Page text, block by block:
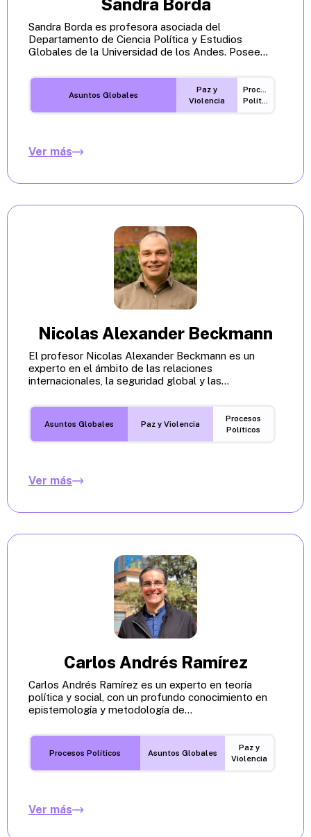
Sandra Borda
Sandra Borda es profesora asociada del
Departamento de Ciencia Política y Estudios
Globales de la Universidad de los Andes. Posee...
Asuntos Globales
Paz y
Violencia
Procesos
Políticos
Ver más
Nicolas Alexander Beckmann
El profesor Nicolas Alexander Beckmann es un
experto en el ámbito de las relaciones
internacionales, la seguridad global y las...
Asuntos Globales Paz y Violencia
Procesos
Políticos
Ver más
Carlos Andrés Ramírez
Carlos Andrés Ramírez es un experto en teoría
política y social, con un profundo conocimiento en
epistemología y metodología de...
Procesos Políticos Asuntos Globales
Paz y
Violencia
Ver más